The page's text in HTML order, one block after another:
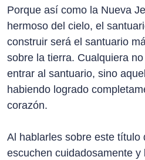
Porque así como la Nueva
hermoso del cielo, el
construir será el santuario
sobre la tierra. Cualquiera
entrar al santuario, sino
habiendo logrado
corazón.
Al hablarles sobre este título
escuchen cuidadosamente y